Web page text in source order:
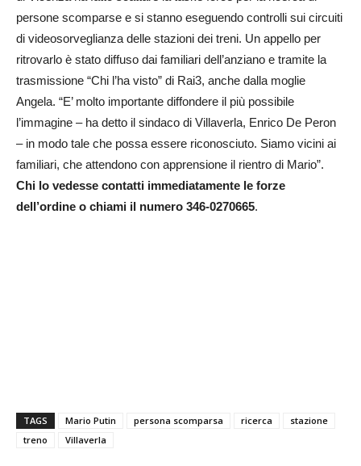
persone scomparse e si stanno eseguendo controlli sui circuiti
di videosorveglianza delle stazioni dei treni. Un appello per
ritrovarlo è stato diffuso dai familiari dell’anziano e tramite la
trasmissione “Chi l’ha visto” di Rai3, anche dalla moglie
Angela. “E’ molto importante diffondere il più possibile
l’immagine – ha detto il sindaco di Villaverla, Enrico De Peron
– in modo tale che possa essere riconosciuto. Siamo vicini ai
familiari, che attendono con apprensione il rientro di Mario”.
Chi lo vedesse contatti immediatamente le forze
dell’ordine o chiami il numero 346-0270665.
TAGS Mario Putin persona scomparsa ricerca
stazione
treno
Villaverla